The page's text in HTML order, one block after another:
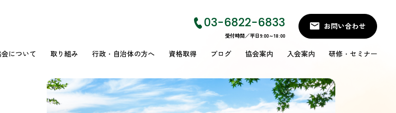
03-6822-6833
受付時間／平日9:00～18:00
お問い合わせ
について 取り組み 行政・自治体の方へ 資格取得 ブログ 協会案内 入会案内 研修・セミナー